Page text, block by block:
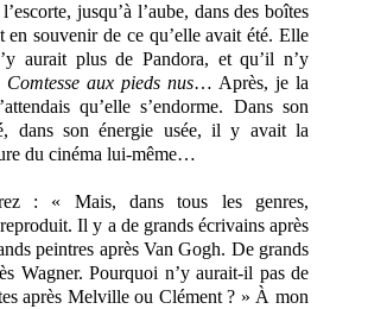
jusqu’à l’aube, dans des boîtes
en souvenir de ce qu’elle avait été. Elle
aurait plus de Pandora, et qu’il n’y
Comtesse aux pieds nus… Après, je la
qu’elle s’endorme. Dans son
dans son énergie usée, il y avait la
du cinéma lui-même…
: « Mais, dans tous les genres,
Il y a de grands écrivains après
peintres après Van Gogh. De grands
Wagner. Pourquoi n’y aurait-il pas de
après Melville ou Clément ? » À mon